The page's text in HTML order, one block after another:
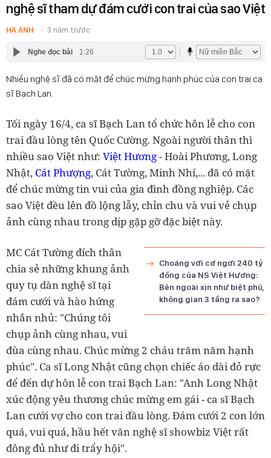
nghệ sĩ tham dự đám cưới con trai của sao Việt
HẠ ANH 3 năm trước
Nghe đọc bài 1:26
Nhiều nghệ sĩ đã có mặt để chúc mừng hạnh phúc của con trai ca
sĩ Bạch Lan.
Tối ngày 16/4, ca sĩ Bạch Lan tổ chức hôn lễ cho con
trai đầu lòng tên Quốc Cường. Ngoài người thân thì
nhiều sao Việt như: Việt Hương- Hoài Phương, Long
Nhật, Cát Phượng, Cát Tường, Minh Nhí,... đã có mặt
để chúc mừng tin vui của gia đình đồng nghiệp. Các
sao Việt đều lên đồ lộng lẫy, chỉn chu và vui vẻ chụp
ảnh cùng nhau trong dịp gặp gỡ đặc biệt này.
Choáng với cơ ngơi 240 tỷ
đồng của NS Việt Hương:
Bên ngoài xịn như biệt phủ,
không gian 3 tầng ra sao?
MC Cát Tường đích thân
chia sẻ những khung ảnh
quy tụ dàn nghệ sĩ tại
đám cưới và hào hứng
nhắn nhủ: "Chúng tôi
chụp ảnh cùng nhau, vui
đùa cùng nhau. Chúc mừng 2 cháu trăm năm hạnh
phúc". Ca sĩ Long Nhật cũng chọn chiếc áo dài đỏ rực
để đến dự hôn lễ con trai Bạch Lan: "Anh Long Nhật
xúc động yêu thương chúc mừng em gái - ca sĩ Bạch
Lan cưới vợ cho con trai đầu lòng. Đám cưới 2 con lớn
quá, vui quá, hầu hết văn nghệ sĩ showbiz Việt rất
đông đủ như đi trẩy hội".